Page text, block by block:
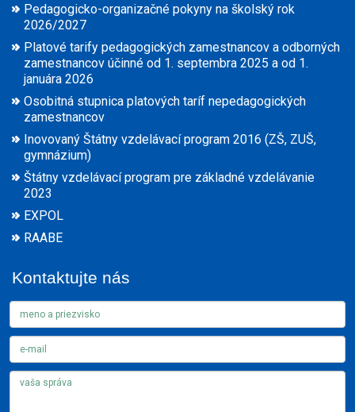
Pedagogicko-organizačné pokyny na školský rok
2026/2027
Platové tarify pedagogických zamestnancov a odborných
zamestnancov účinné od 1. septembra 2025 a od 1.
januára 2026
Osobitná stupnica platových taríf nepedagogických
zamestnancov
Inovovaný Štátny vzdelávací program 2016 (ZŠ, ZUŠ,
gymnázium)
Štátny vzdelávací program pre základné vzdelávanie
2023
EXPOL
RAABE
Kontaktujte nás